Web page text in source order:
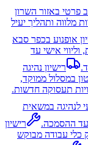
פרטי באזור השרון
מלווה ותהליך יעיל
אופנוע בכפר סבא
אישי עד
רישיון נהיגה
הוצאת רישיון למשאית עד 12 טון במסלול ממוקד,
תעסוקה חדשות.
לנהיגה במשאית
עד ההסמכה.
רישיון
כלי עבודה מבוקש